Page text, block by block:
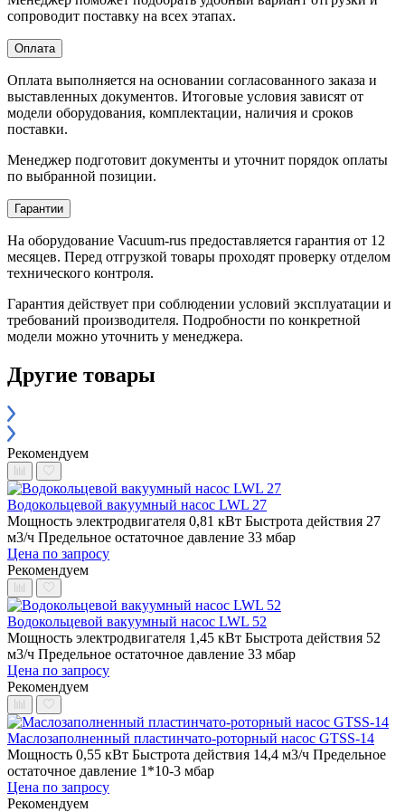
сопроводит поставку на всех этапах.
Оплата
Оплата выполняется на основании согласованного заказа и
выставленных документов. Итоговые условия зависят от
модели оборудования, комплектации, наличия и сроков
поставки.
Менеджер подготовит документы и уточнит порядок оплаты
по выбранной позиции.
Гарантии
На оборудование Vacuum-rus предоставляется гарантия от 12
месяцев. Перед отгрузкой товары проходят проверку отделом
технического контроля.
Гарантия действует при соблюдении условий эксплуатации и
требований производителя. Подробности по конкретной
модели можно уточнить у менеджера.
Другие товары
Рекомендуем
Водокольцевой вакуумный насос LWL 27
Мощность электродвигателя 0,81 кВт Быстрота действия 27
м3/ч Предельное остаточное давление 33 мбар
Цена по запросу
Рекомендуем
Водокольцевой вакуумный насос LWL 52
Мощность электродвигателя 1,45 кВт Быстрота действия 52
м3/ч Предельное остаточное давление 33 мбар
Цена по запросу
Рекомендуем
Маслозаполненный пластинчато-роторный насос GTSS-14
Мощность 0,55 кВт Быстрота действия 14,4 м3/ч Предельное
остаточное давление 1*10-3 мбар
Цена по запросу
Рекомендуем